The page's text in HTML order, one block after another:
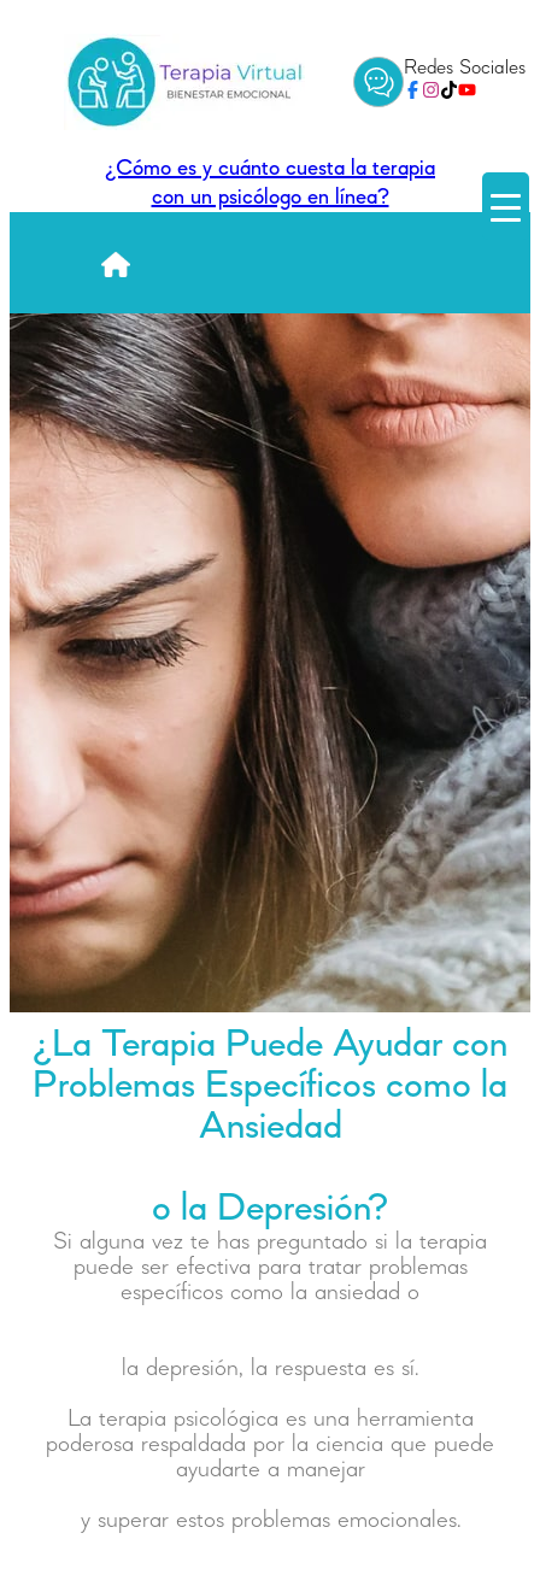
Redes Sociales
¿Cómo es y cuánto cuesta la terapia
con un psicólogo en línea?
¿La Terapia Puede Ayudar con
Problemas Específicos como la
Ansiedad
o la Depresión?
Si alguna vez te has preguntado si la terapia
puede ser efectiva para tratar problemas
la depresión, la respuesta es sí.
La terapia psicológica es una herramienta
poderosa respaldada por la ciencia que puede
ayudarte a manejar
y superar estos problemas emocionales.